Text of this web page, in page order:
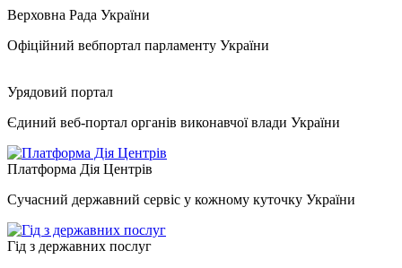
Верховна Рада України
Офіційний вебпортал парламенту України
Урядовий портал
Єдиний веб-портал органів виконавчої влади України
Платформа Дія Центрів
Сучасний державний сервіс у кожному куточку України
Гід з державних послуг